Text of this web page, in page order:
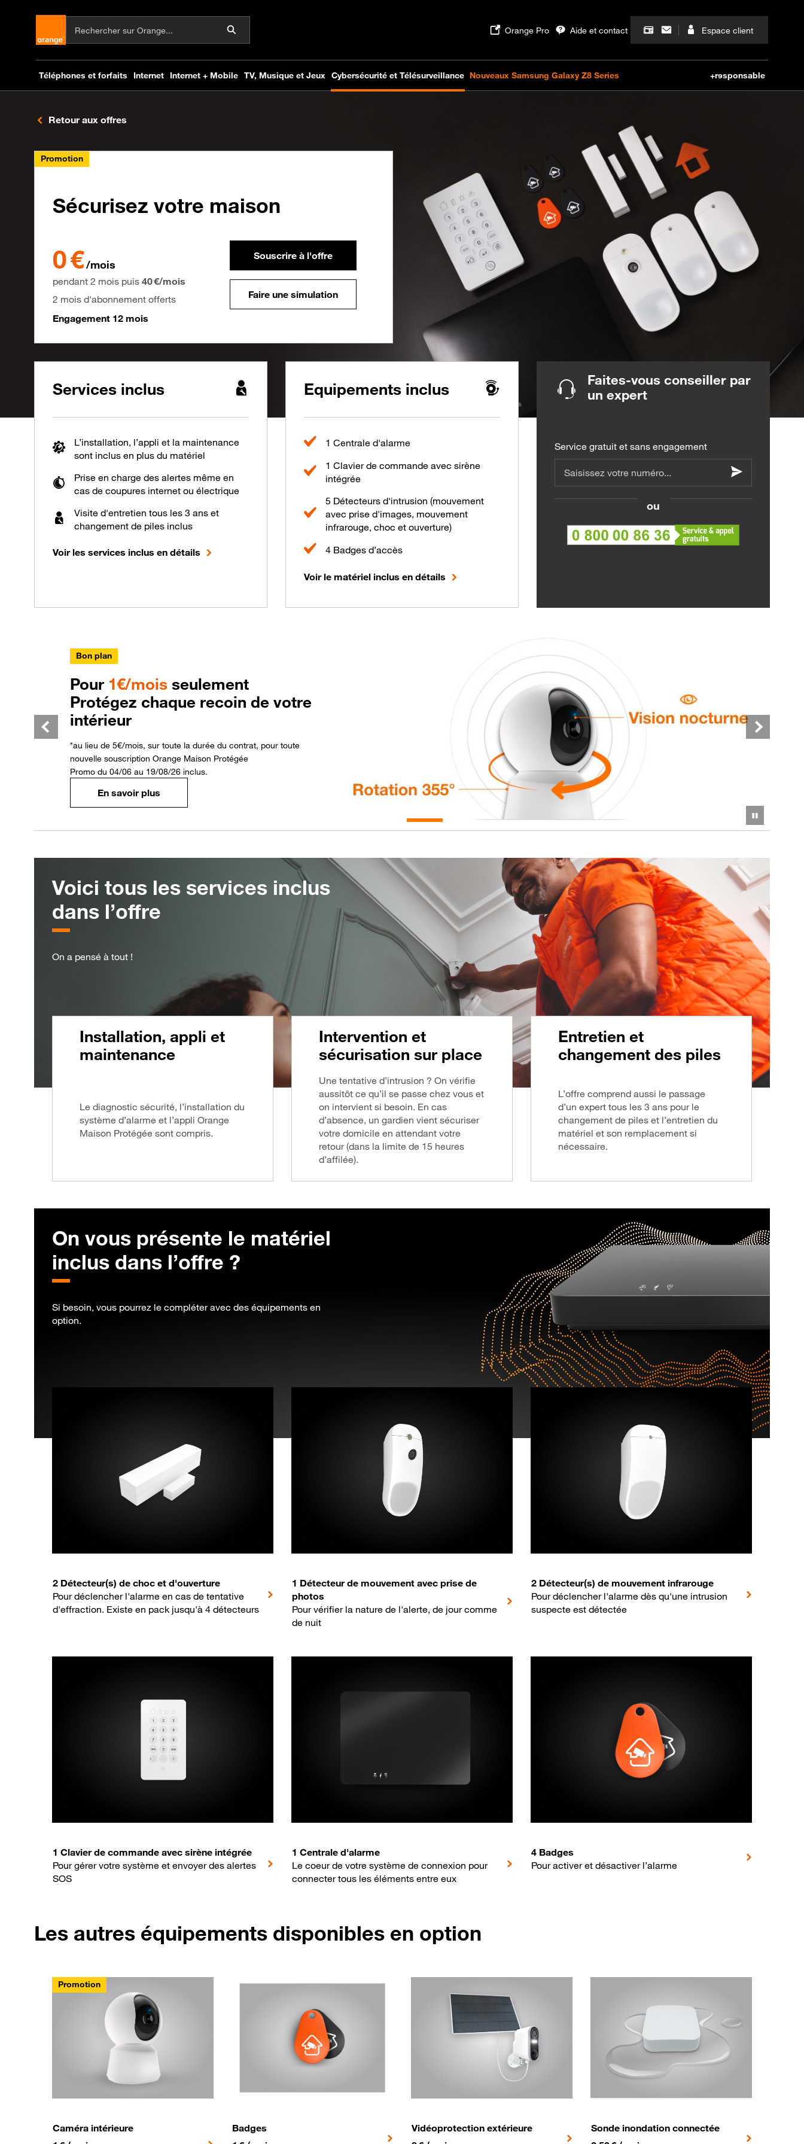
Retour aux offres
Promotion
Sécurisez votre maison
0 €/mois
pendant 2 mois puis 40 €/mois
2 mois d'abonnement offerts
Engagement 12 mois
Souscrire à l'offre
Faire une simulation
Services inclus Equipements inclus
Faites-vous conseiller par
un expert
L’installation, l’appli et la maintenance
sont inclus en plus du matériel
Prise en charge des alertes même en
cas de coupures internet ou électrique
Visite d'entretien tous les 3 ans et
changement de piles inclus
Voir les services inclus en détails
1 Centrale d'alarme
1 Clavier de commande avec sirène
intégrée
5 Détecteurs d'intrusion (mouvement
avec prise d'images, mouvement
infrarouge, choc et ouverture)
4 Badges d’accès
Voir le matériel inclus en détails
Service gratuit et sans engagement
Saisissez votre numéro...
ou
Bon plan
Pour 1€/mois seulement
Protégez chaque recoin de votre
intérieur
*au lieu de 5€/mois, sur toute la durée du contrat, pour toute
nouvelle souscription Orange Maison Protégée
Promo du 04/06 au 19/08/26 inclus.
En savoir plus
Pause
Slide précédente Slide
Voici tous les services inclus
dans l’offre
On a pensé à tout !
Installation, appli et
maintenance
Le diagnostic sécurité, l’installation du
système d’alarme et l’appli Orange
Maison Protégée sont compris.
Intervention et
sécurisation sur place
Une tentative d’intrusion ? On vérifie
aussitôt ce qu’il se passe chez vous et
on intervient si besoin. En cas
d’absence, un gardien vient sécuriser
votre domicile en attendant votre
retour (dans la limite de 15 heures
d’affilée).
Entretien et
changement des piles
L’offre comprend aussi le passage
d’un expert tous les 3 ans pour le
changement de piles et l’entretien du
matériel et son remplacement si
nécessaire.
On vous présente le matériel
inclus dans l’offre ?
Si besoin, vous pourrez le compléter avec des équipements en
option.
2 Détecteur(s) de choc et d'ouverture
Pour déclencher l'alarme en cas de tentative
d'effraction. Existe en pack jusqu'à 4 détecteurs
1 Détecteur de mouvement avec prise de
photos
Pour vérifier la nature de l'alerte, de jour comme
de nuit
2 Détecteur(s) de mouvement infrarouge
Pour déclencher l'alarme dès qu'une intrusion
suspecte est détectée
1 Clavier de commande avec sirène intégrée
Pour gérer votre système et envoyer des alertes
SOS
1 Centrale d'alarme
Le coeur de votre système de connexion pour
connecter tous les éléments entre eux
4 Badges
Pour activer et désactiver l’alarme
Les autres équipements disponibles en option
Promotion
Caméra intérieure
1€ par mois au lieu de 5€ par mois
Badges
1€ par mois
Vidéoprotection extérieure
8€ par mois
Sonde inondation connectée
2,50€ par mois